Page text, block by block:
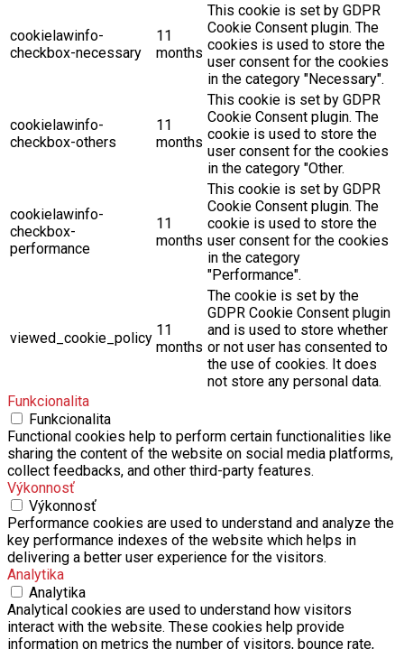
cookielawinfo-
checkbox-necessary
11
months
This cookie is set by GDPR
Cookie Consent plugin. The
cookies is used to store the
user consent for the cookies
in the category "Necessary".
cookielawinfo-
checkbox-others
11
months
This cookie is set by GDPR
Cookie Consent plugin. The
cookie is used to store the
user consent for the cookies
in the category "Other.
cookielawinfo-
checkbox-
performance
11
months
This cookie is set by GDPR
Cookie Consent plugin. The
cookie is used to store the
user consent for the cookies
in the category
"Performance".
viewed_cookie_policy 11
months
The cookie is set by the
GDPR Cookie Consent plugin
and is used to store whether
or not user has consented to
the use of cookies. It does
not store any personal data.
Funkcionalita
Funkcionalita
Functional cookies help to perform certain functionalities like
sharing the content of the website on social media platforms,
collect feedbacks, and other third-party features.
Výkonnosť
Výkonnosť
Performance cookies are used to understand and analyze the
key performance indexes of the website which helps in
delivering a better user experience for the visitors.
Analytika
Analytika
Analytical cookies are used to understand how visitors
interact with the website. These cookies help provide
information on metrics the number of visitors, bounce rate,